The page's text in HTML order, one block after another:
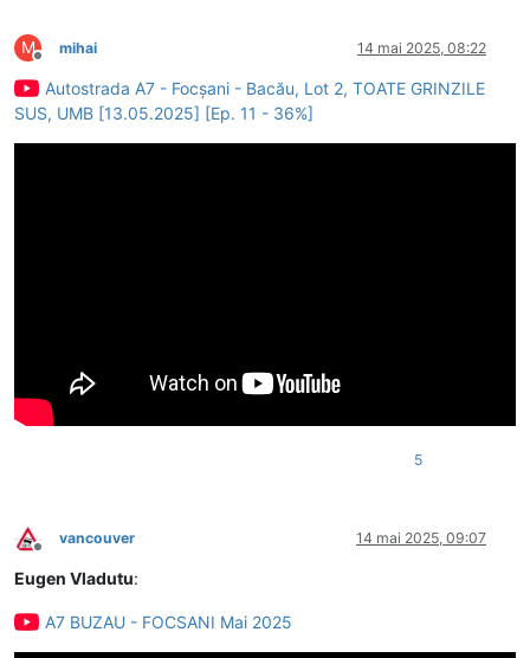
M
Deconectat
mihai 14 mai 2025, 08:22
Autostrada A7 - Focșani - Bacău, Lot 2, TOATE GRINZILE
SUS, UMB [13.05.2025] [Ep. 11 - 36%]
5
Deconectat
vancouver 14 mai 2025, 09:07
Eugen Vladutu:
A7 BUZAU - FOCSANI Mai 2025